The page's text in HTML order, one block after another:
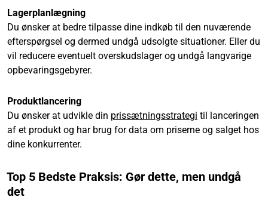
Lagerplanlægning
Du ønsker at bedre tilpasse dine indkøb til den nuværende
efterspørgsel og dermed undgå udsolgte situationer. Eller du
vil reducere eventuelt overskudslager og undgå langvarige
opbevaringsgebyrer.
Produktlancering
Du ønsker at udvikle din prissætningsstrategi til lanceringen
af et produkt og har brug for data om priserne og salget hos
dine konkurrenter.
Top 5 Bedste Praksis: Gør dette, men undgå
det